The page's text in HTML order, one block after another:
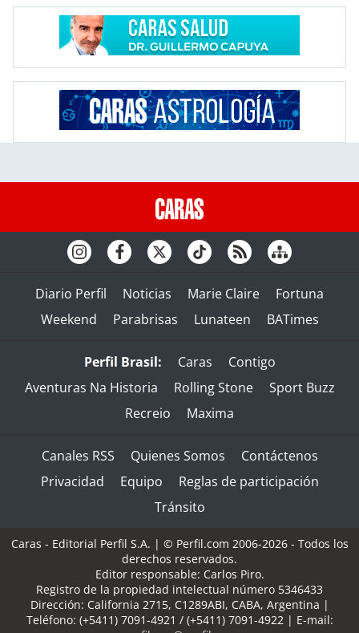
Diario Perfil Noticias Marie Claire
Fortuna
Weekend
Parabrisas Lunateen BATimes
Perfil Brasil: Caras
Contigo
Aventuras Na Historia
Rolling Stone
Sport Buzz
Recreio
Maxima
Canales RSS Quienes Somos
Contáctenos
Privacidad
Equipo
Reglas de participación
Tránsito
Caras - Editorial Perfil S.A. | © Perfil.com 2006-2026 - Todos los
derechos reservados.
Editor responsable: Carlos Piro.
Registro de la propiedad intelectual número 5346433
Dirección: California 2715, C1289ABI, CABA, Argentina |
Teléfono: (+5411) 7091-4921 / (+5411) 7091-4922 | E-mail: